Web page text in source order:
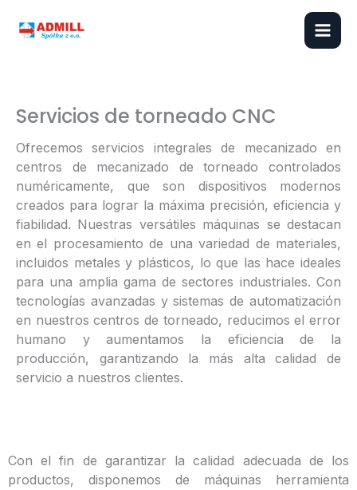
Servicios de torneado CNC
Ofrecemos servicios integrales de mecanizado en
centros de mecanizado de torneado controlados
numéricamente, que son dispositivos modernos
creados para lograr la máxima precisión, eficiencia y
fiabilidad. Nuestras versátiles máquinas se destacan
en el procesamiento de una variedad de materiales,
incluidos metalesy plásticos, lo que las hace ideales
para una amplia gama de sectores industriales. Con
tecnologías avanzadas y sistemas de automatización
en nuestros centros de torneado, reducimos el error
humano y aumentamos la eficiencia de la
producción, garantizando la más alta calidad de
servicio a nuestros clientes.
Con el fin de garantizar la calidad adecuada de los
productos, disponemos de máquinas herramienta